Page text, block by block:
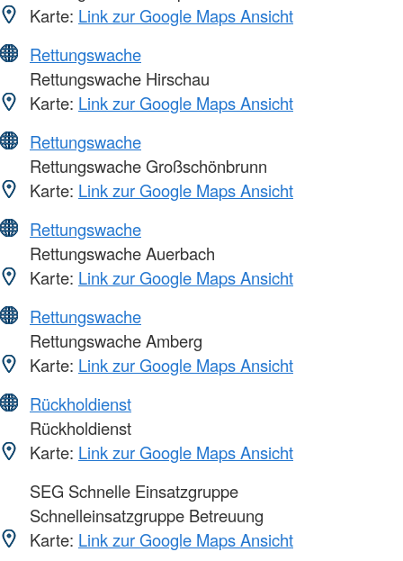
Karte: Link zur Google Maps Ansicht
Rettungswache
Rettungswache Hirschau
Karte: Link zur Google Maps Ansicht
Rettungswache
Rettungswache Großschönbrunn
Karte: Link zur Google Maps Ansicht
Rettungswache
Rettungswache Auerbach
Karte: Link zur Google Maps Ansicht
Rettungswache
Rettungswache Amberg
Karte: Link zur Google Maps Ansicht
Rückholdienst
Rückholdienst
Karte: Link zur Google Maps Ansicht
SEG Schnelle Einsatzgruppe
Schnelleinsatzgruppe Betreuung
Karte: Link zur Google Maps Ansicht